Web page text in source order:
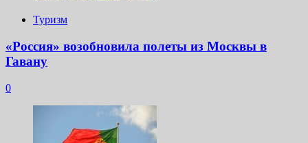
Туризм
«Россия» возобновила полеты из Москвы в
Гавану
0